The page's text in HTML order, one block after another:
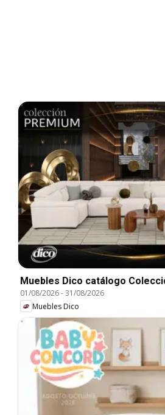
Muebles Dico catálogo
01/08/2026-31/08/2026
Muebles Dico